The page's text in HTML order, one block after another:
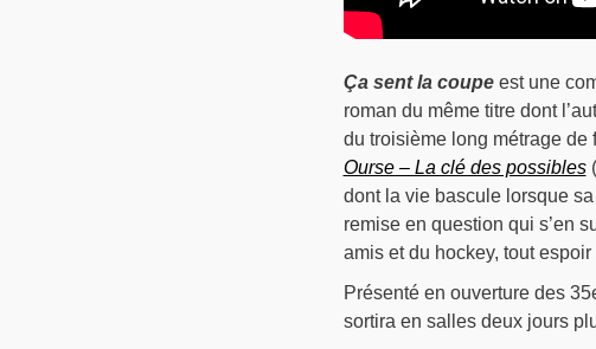
Ça sent la coupeest une
roman du même titre dont
du troisième long métrage
Ourse – La clé des possibles
dont la vie bascule lorsque
remise en question qui s’en
amis et du hockey, tout espoir
Présenté en ouverture des
sortira en salles deux jours